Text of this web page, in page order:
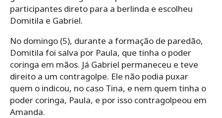
participantes direto para a berlinda e escolheu
Domitila e Gabriel.
No domingo (5), durante a formação de paredão,
Domitila foi salva por Paula, que tinha o poder
coringa em mãos. Já Gabriel permaneceu e teve
direito a um contragolpe. Ele não podia puxar
quem o indicou, no caso Tina, e nem quem tinha o
poder coringa, Paula, e por isso contragolpeou em
Amanda.